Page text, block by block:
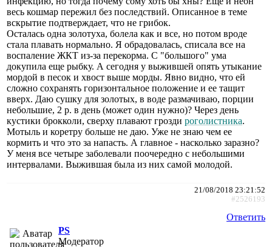
весь кошмар пережил без последствий. Описанное в теме
вскрытие подтверждает, что не грибок.
Осталась одна золотуха, болела как и все, но потом вроде
стала плавать нормально. Я обрадовалась, списала все на
воспаление ЖКТ из-за перекорма. С "большого" ума
докупила еще рыбку. А сегодня у выжившей опять утыкание
мордой в песок и хвост выше морды. Явно видно, что ей
сложно сохранять горизонтальное положение и ее тащит
вверх. Даю сушку для золотых, в воде размачиваю, порции
небольшие, 2 р. в день (может один нужно)? Через день
кустики брокколи, сверху плавают грозди роголистника.
Мотыль и коретру больше не даю. Уже не знаю чем ее
кормить и что это за напасть. А главное - насколько заразно?
У меня все четыре заболевали поочередно с небольшими
интервалами. Выжившая была из них самой молодой.
21/08/2018 23:21:52
#2526193
Ответить
PS
Модератор